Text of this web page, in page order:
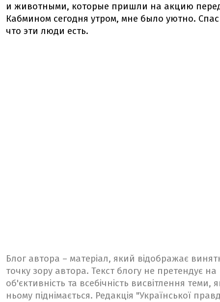
и животными, которые пришли на акцию
Кабмином сегодня утром, мне было уютно.
что эти люди есть.
Блог автора – матеріал, який відображає
точку зору автора. Текст блогу не претендує на
об'єктивність та всебічність висвітлення теми,
ньому піднімається. Редакція "Української